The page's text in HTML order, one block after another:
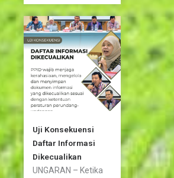
Uji Konsekuensi
Daftar Informasi
Dikecualikan
UNGARAN – Ketika